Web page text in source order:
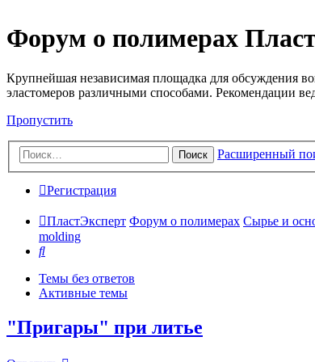
Форум о полимерах
Крупнейшая независимая площадка для обсуждения
эластомеров различными способами. Рекомендации
Пропустить
Поиск Расширенный
Регистрация
ПластЭксперт Форум о полимерах Сырье и
molding
Поиск
Темы без ответов
Активные темы
"Пригары" при литье